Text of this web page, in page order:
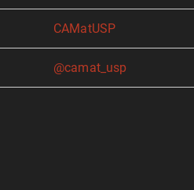
CAMatUSP
@camat_usp